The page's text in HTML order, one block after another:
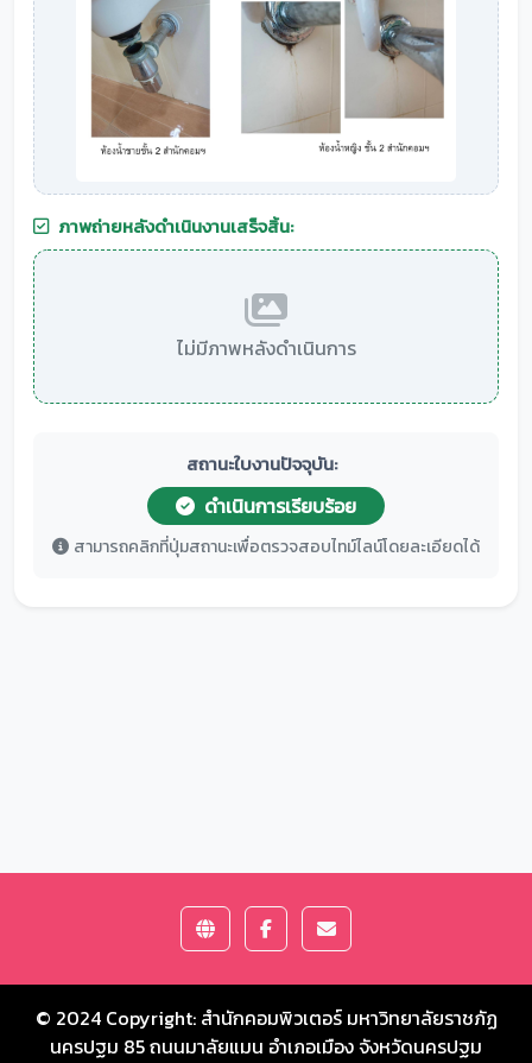
ภาพถ่ายหลังดำเนินงานเสร็จสิ้น:
ไม่มีภาพหลังดำเนินการ
สถานะใบงานปัจจุบัน:
ดำเนินการเรียบร้อย
สามารถคลิกที่ปุ่มสถานะเพื่อตรวจสอบไทม์ไลน์โดยละเอียดได้
© 2024 Copyright: สำนักคอมพิวเตอร์ มหาวิทยาลัยราชภัฏ
นครปฐม 85 ถนนมาลัยแมน อำเภอเมือง จังหวัดนครปฐม